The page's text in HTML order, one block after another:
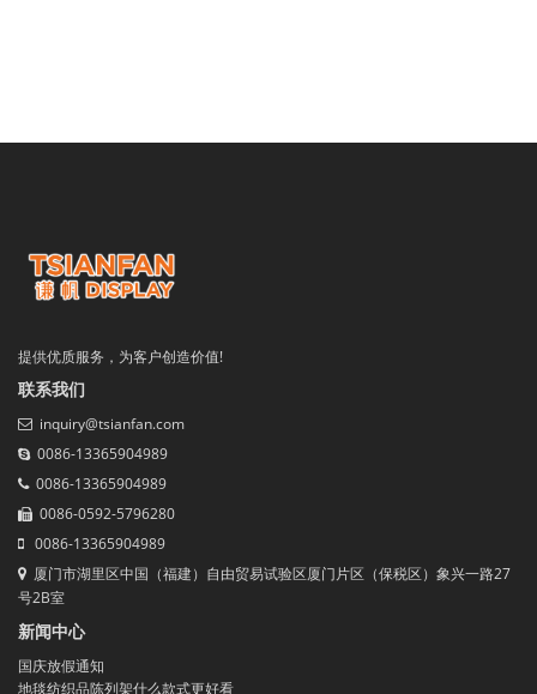
提供优质服务，为客户创造价值!
联系我们
inquiry@tsianfan.com
0086-13365904989
0086-13365904989
0086-0592-5796280
0086-13365904989
厦门市湖里区中国（福建）自由贸易试验区厦门片区（保税区）象兴一路27
号2B室
新闻中心
国庆放假通知
地毯纺织品陈列架什么款式更好看